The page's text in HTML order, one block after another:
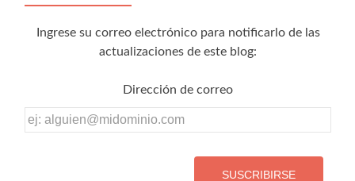
Ingrese su correo electrónico para notificarlo de las
actualizaciones de este blog:
Dirección de correo
Dirección
de
correo